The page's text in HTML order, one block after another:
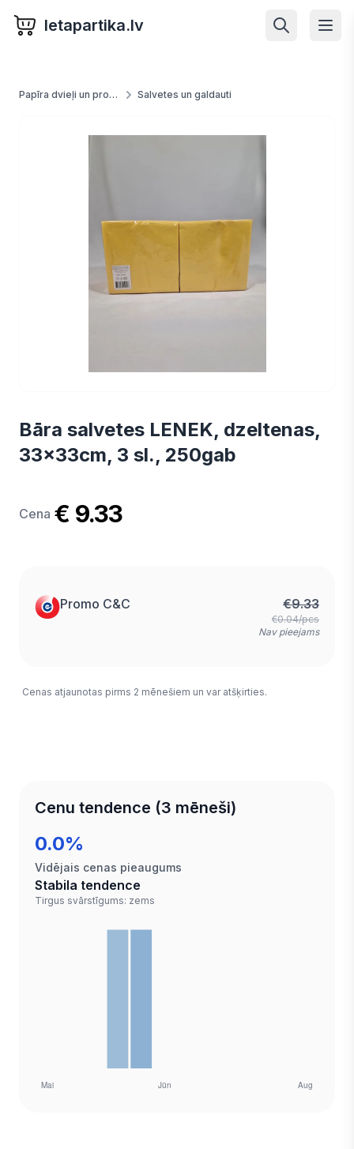
letapartika.lv
Papīra dvieļi un produkti Salvetes un galdauti
Bāra salvetes LENEK, dzeltenas,
33x33cm, 3 sl., 250gab
Cena € 9.33
Promo C&C €9.33
€0.04/pcs
Nav pieejams
Cenas atjaunotas pirms 2 mēnešiem un var atšķirties.
Cenu tendence (3 mēneši)
0.0%
Vidējais cenas pieaugums
Stabila tendence
Tirgus svārstīgums: zems